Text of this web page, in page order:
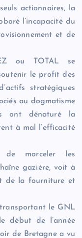
actionnaires, la
l’incapacité du
et de
ou TOTAL se
le profit des
stratégiques
au dogmatisme
ont dénaturé la
à mal l’efficacité
de morceler les
gazière, voit à
de la fourniture et
le GNL
début de l’année
de Bretagne a vu